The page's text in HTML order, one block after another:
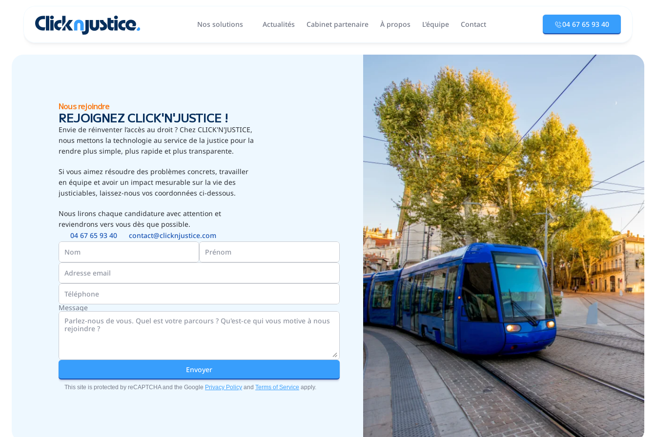
Nos solutions Actualités Cabinet partenaire À propos L'équipe Contact 04 67 65 93 40
Nous rejoindre
REJOIGNEZ CLICK'N'JUSTICE !
Envie de réinventer l’accès au droit ? Chez CLICK'N'JUSTICE,
nous mettons la technologie au service de la justice pour la
rendre plus simple, plus rapide et plus transparente.
Si vous aimez résoudre des problèmes concrets, travailler
en équipe et avoir un impact mesurable sur la vie des
justiciables, laissez-nous vos coordonnées ci-dessous.
Nous lirons chaque candidature avec attention et
reviendrons vers vous dès que possible.
04 67 65 93 40
contact@clicknjustice.com
Message
Envoyer
This site is protected by reCAPTCHA and the Google Privacy Policy and Terms of Service apply.